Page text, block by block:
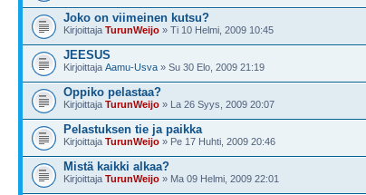
Joko on viimeinen kutsu?
Kirjoittaja TurunWeijo » Ti 10 Helmi, 2009 10:45
JEESUS
Kirjoittaja Aamu-Usva » Su 30 Elo, 2009 21:19
Oppiko pelastaa?
Kirjoittaja TurunWeijo » La 26 Syys, 2009 20:07
Pelastuksen tie ja paikka
Kirjoittaja TurunWeijo » Pe 17 Huhti, 2009 20:46
Mistä kaikki alkaa?
Kirjoittaja TurunWeijo » Ma 09 Helmi, 2009 22:01